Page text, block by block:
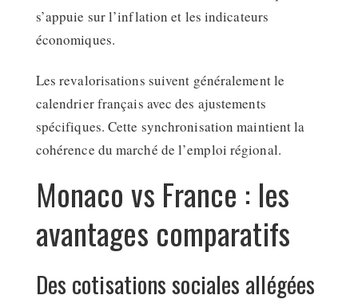
s’appuie sur l’inflation et les indicateurs
économiques.
Les revalorisations suivent généralement le
calendrier français avec des ajustements
spécifiques. Cette synchronisation maintient la
cohérence du marché de l’emploi régional.
Monaco vs France : les
avantages comparatifs
Des cotisations sociales allégées